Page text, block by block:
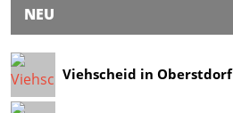
NEU
Viehscheid in Oberstdorf